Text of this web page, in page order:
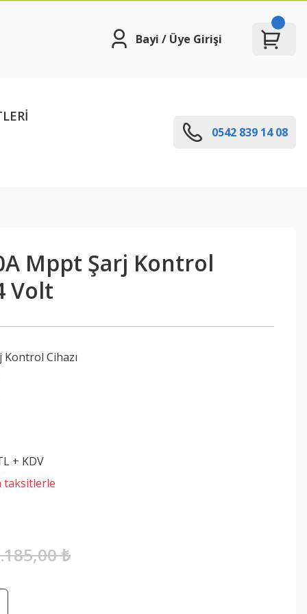
Bayi / Üye Girişi
0542 839 14 08
Mppt Şarj Kontrol
Volt
Cihazı
+ KDV
taksitlerle
₺